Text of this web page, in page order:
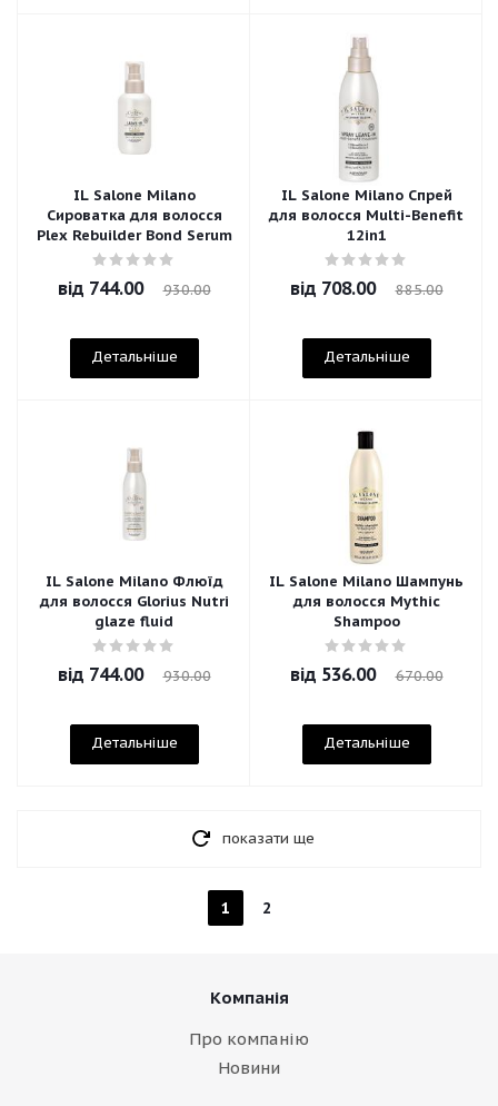
IL Salone Milano
Сироватка для волосся
Plex Rebuilder Bond Serum
від 744.00 930.00
Детальніше
IL Salone Milano Спрей
для волосся Multi-Benefit
12in1
від 708.00 885.00
Детальніше
IL Salone Milano Флюїд
для волосся Glorius Nutri
glaze fluid
від 744.00 930.00
Детальніше
IL Salone Milano Шампунь
для волосся Mythic
Shampoo
від 536.00 670.00
Детальніше
показати ще
1 2
Компанія
Про компанію
Новини